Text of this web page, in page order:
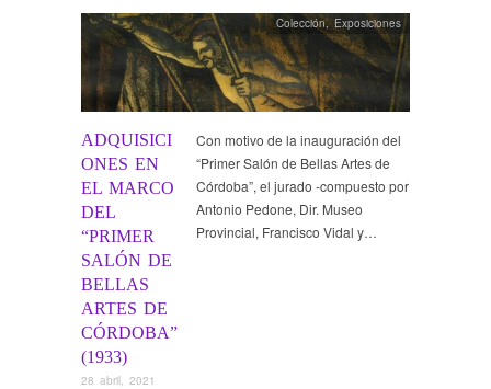
ADQUISICI
ONES EN
EL MARCO
DEL
“PRIMER
SALÓN DE
BELLAS
ARTES DE
CÓRDOBA”
(1933)
28 abril, 2021
Colección,Exposiciones
Con motivo de la inauguración del
“Primer Salón de Bellas Artes de
Córdoba”, el jurado -compuesto por
Antonio Pedone, Dir. Museo
Provincial, Francisco Vidal y…